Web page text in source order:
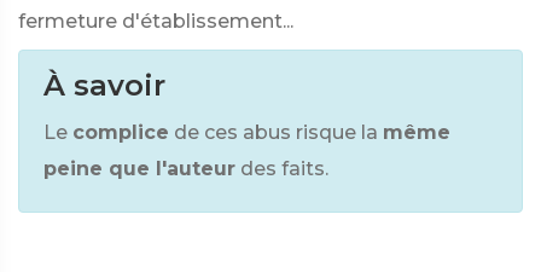
fermeture d'établissement...
À savoir
Le complice de ces abus risque la même
peine que l'auteur des faits.